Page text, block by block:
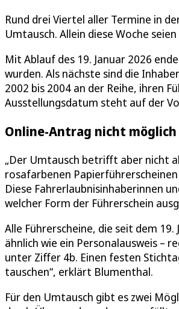
Rund drei Viertel aller Termine in
Umtausch. Allein diese Woche
Mit Ablauf des 19. Januar 2026
wurden. Als nächste sind die
2002 bis 2004 an der Reihe, ihren
Ausstellungsdatum steht auf der
Online-Antrag nicht möglich
„Der Umtausch betrifft aber nicht
rosafarbenen
Diese Fahrerlaubnisinhaberinnen
welcher Form der Führerschein
Alle Führerscheine, die seit dem
ähnlich wie ein Personalausweis –
unter Ziffer 4b. Einen festen
tauschen“, erklärt Blumenthal.
Für den Umtausch gibt es zwei